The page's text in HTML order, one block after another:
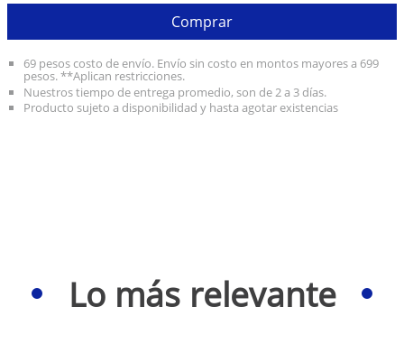
Comprar
69 pesos costo de envío. Envío sin costo en montos mayores a 699
pesos. **Aplican restricciones.
Nuestros tiempo de entrega promedio, son de 2 a 3 días.
Producto sujeto a disponibilidad y hasta agotar existencias
Lo más relevante